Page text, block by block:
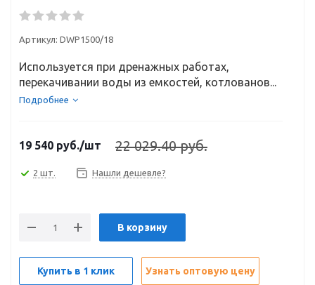
Артикул: DWP1500/18
Используется при дренажных работах,
перекачивании воды из емкостей, котлованов...
Подробнее
19 540 руб./шт 22 029.40 руб.
2 шт. Нашли дешевле?
В корзину
Купить в 1 клик Узнать оптовую цену